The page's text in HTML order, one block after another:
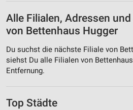
Alle Filialen, Adressen
von Bettenhaus Hugger
Du suchst die nächste Filiale von
siehst Du alle Filialen von
Entfernung.
Top Städte